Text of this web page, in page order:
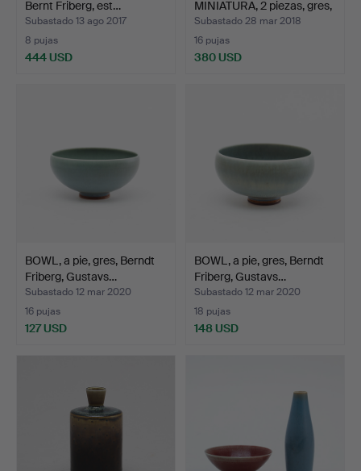
Bernt Friberg, est…
Subastado 13 ago 2017
8 pujas
444 USD
MINIATURA, 2 piezas, gres,
Bernd…
Subastado 28 mar 2018
16 pujas
380 USD
BOWL, a pie, gres, Berndt
Friberg, Gustavs…
Subastado 12 mar 2020
16 pujas
127 USD
BOWL, a pie, gres, Berndt
Friberg, Gustavs…
Subastado 12 mar 2020
18 pujas
148 USD